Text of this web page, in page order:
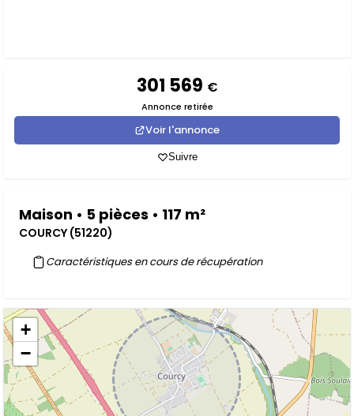
301 569 €
Annonce retirée
Voir l'annonce
Suivre
Maison • 5 pièces • 117 m²
COURCY (51220)
Caractéristiques en cours de récupération
+
−